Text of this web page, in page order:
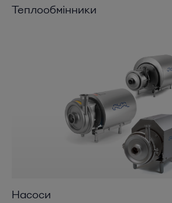
Теплообмінники
Насоси